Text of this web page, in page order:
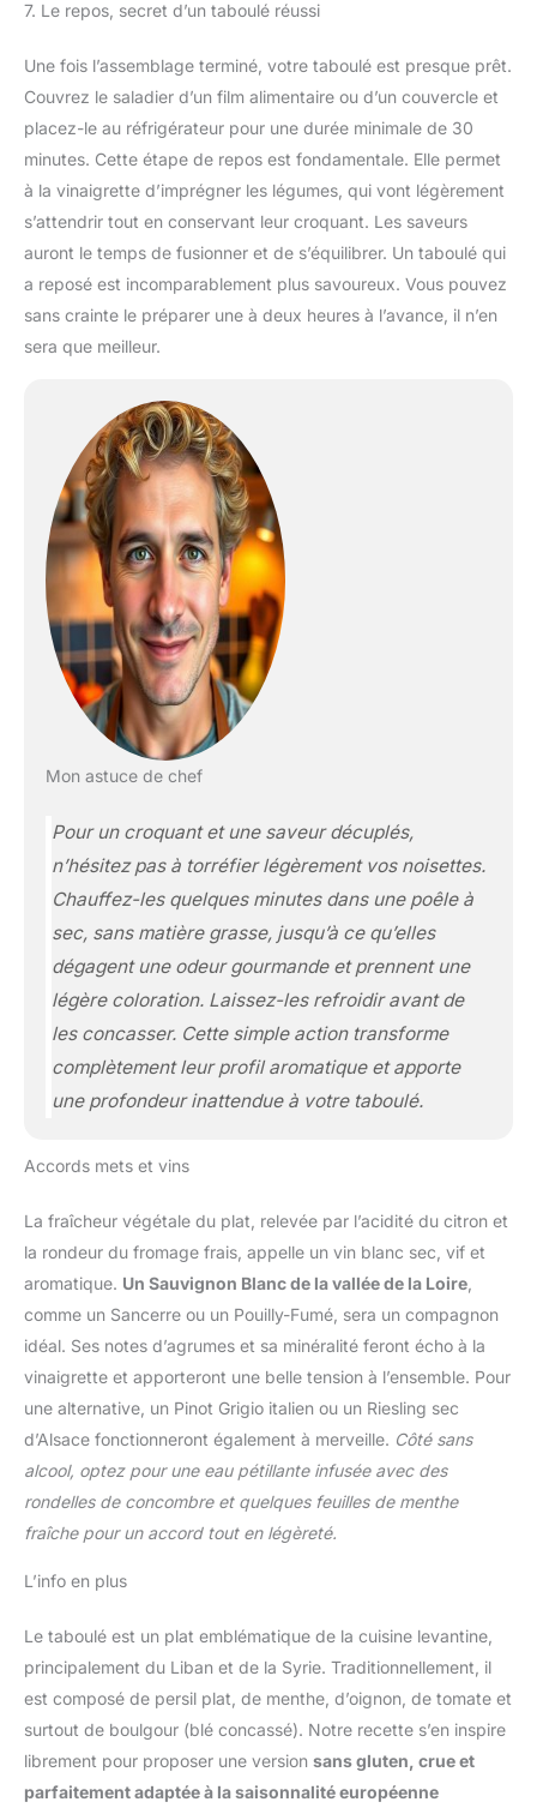
7. Le repos, secret d’un taboulé réussi
Une fois l’assemblage terminé, votre taboulé est presque prêt.
Couvrez le saladier d’un film alimentaire ou d’un couvercle et
placez-le au réfrigérateur pour une durée minimale de 30
minutes. Cette étape de repos est fondamentale. Elle permet
à la vinaigrette d’imprégner les légumes, qui vont légèrement
s’attendrir tout en conservant leur croquant. Les saveurs
auront le temps de fusionner et de s’équilibrer. Un taboulé qui
a reposé est incomparablement plus savoureux. Vous pouvez
sans crainte le préparer une à deux heures à l’avance, il n’en
sera que meilleur.
Mon astuce de chef
Pour un croquant et une saveur décuplés,
n’hésitez pas à torréfier légèrement vos noisettes.
Chauffez-les quelques minutes dans une poêle à
sec, sans matière grasse, jusqu’à ce qu’elles
dégagent une odeur gourmande et prennent une
légère coloration. Laissez-les refroidir avant de
les concasser. Cette simple action transforme
complètement leur profil aromatique et apporte
une profondeur inattendue à votre taboulé.
Accords mets et vins
La fraîcheur végétale du plat, relevée par l’acidité du citron et
la rondeur du fromage frais, appelle un vin blanc sec, vif et
aromatique. Un Sauvignon Blanc de la vallée de la Loire
comme un Sancerre ou un Pouilly-Fumé, sera un compagnon
idéal. Ses notes d’agrumes et sa minéralité feront écho à la
vinaigrette et apporteront une belle tension à l’ensemble. Pour
une alternative, un Pinot Grigio italien ou un Riesling sec
d’Alsace fonctionneront également à merveille. Côté sans
alcool, optez pour une eau pétillante infusée avec des
rondelles de concombre et quelques feuilles de menthe
fraîche pour un accord tout en légèreté.
L’info en plus
Le taboulé est un plat emblématique de la cuisine levantine,
principalement du Liban et de la Syrie. Traditionnellement, il
est composé de persil plat, de menthe, d’oignon, de tomate et
surtout de boulgour (blé concassé). Notre recette s’en inspire
librement pour proposer une version sans gluten, crue et
parfaitement adaptée à la saisonnalité européenne